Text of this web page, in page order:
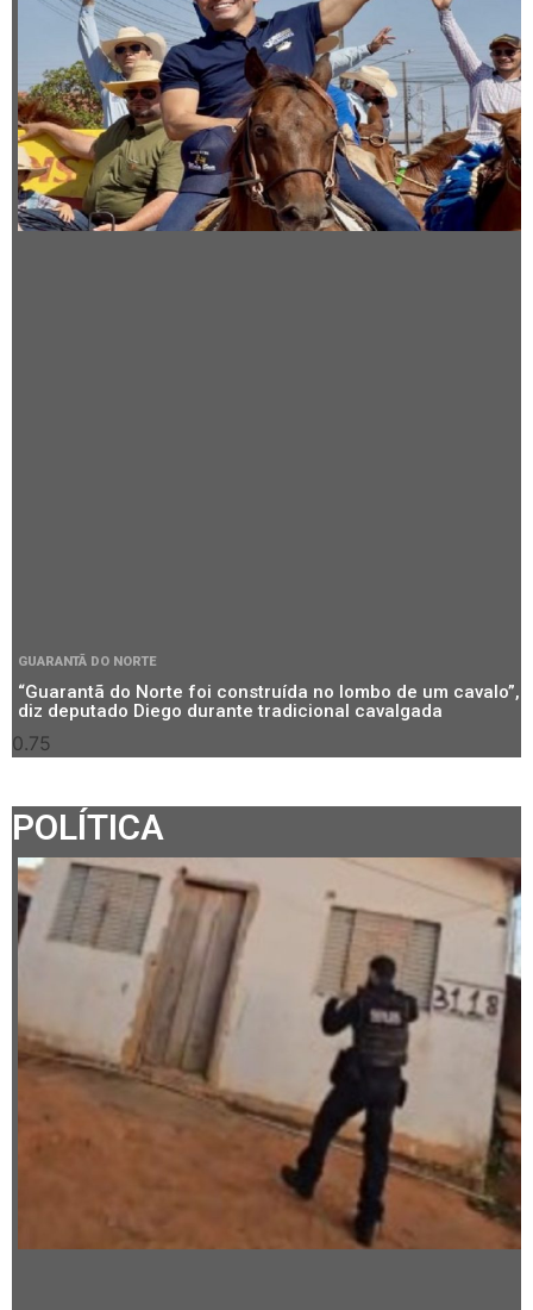
GUARANTÃ DO NORTE
“Guarantã do Norte foi construída no lombo de um cavalo”,
diz deputado Diego durante tradicional cavalgada
POLÍTICA